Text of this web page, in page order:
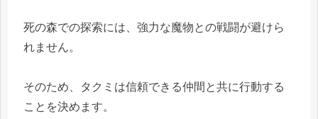
死の森での探索には、強力な魔物との戦闘が避けら
れません。
そのため、タクミは信頼できる仲間と共に行動する
ことを決めます。